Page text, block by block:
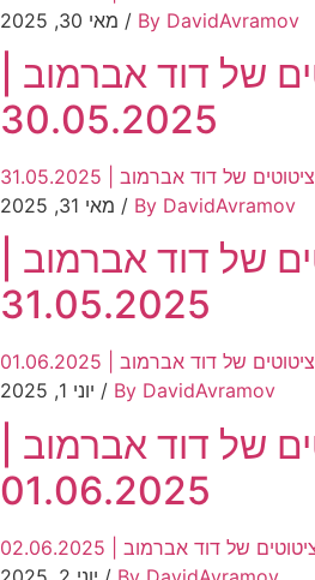
By DavidAvramov / מאי 30, 2025
של דוד אברמוב |
30.05.2025
By DavidAvramov / מאי 31, 2025
של דוד אברמוב |
31.05.2025
By DavidAvramov / יוני 1, 2025
של דוד אברמוב |
01.06.2025